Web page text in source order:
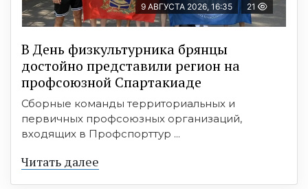
9 АВГУСТА 2026, 16:35 21
В День физкультурника брянцы
достойно представили регион на
профсоюзной Спартакиаде
Сборные команды территориальных и
первичных профсоюзных организаций,
входящих в Профспорттур ...
Читать далее